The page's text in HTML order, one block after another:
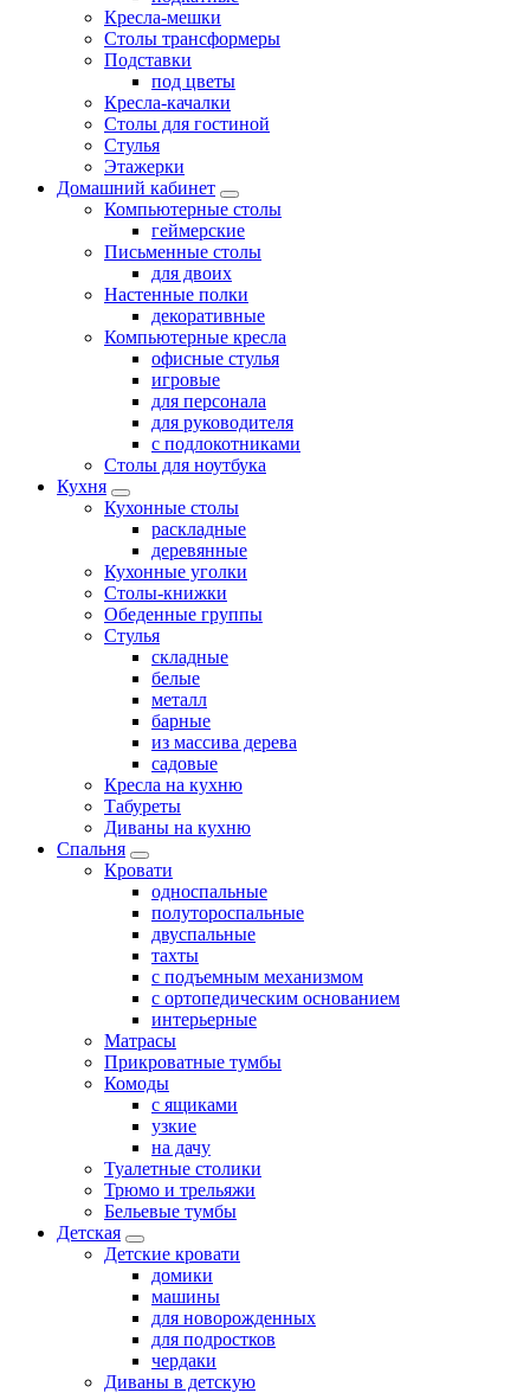
Кресла-мешки
Столы трансформеры
Подставки
под цветы
Кресла-качалки
Столы для гостиной
Стулья
Этажерки
Домашний кабинет
Компьютерные столы
геймерские
Письменные столы
для двоих
Настенные полки
декоративные
Компьютерные кресла
офисные стулья
игровые
для персонала
для руководителя
с подлокотниками
Столы для ноутбука
Кухня
Кухонные столы
раскладные
деревянные
Кухонные уголки
Столы-книжки
Обеденные группы
Стулья
складные
белые
металл
барные
из массива дерева
садовые
Кресла на кухню
Табуреты
Диваны на кухню
Спальня
Кровати
односпальные
полутороспальные
двуспальные
тахты
с подъемным механизмом
с ортопедическим основанием
интерьерные
Матрасы
Прикроватные тумбы
Комоды
с ящиками
узкие
на дачу
Туалетные столики
Трюмо и трельяжи
Бельевые тумбы
Детская
Детские кровати
домики
машины
для новорожденных
для подростков
чердаки
Диваны в детскую